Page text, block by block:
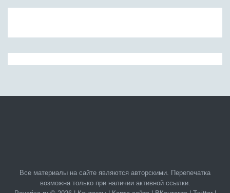
Все материалы на сайте являются авторскими. Перепечатка
возможна только при наличии активной ссылки.